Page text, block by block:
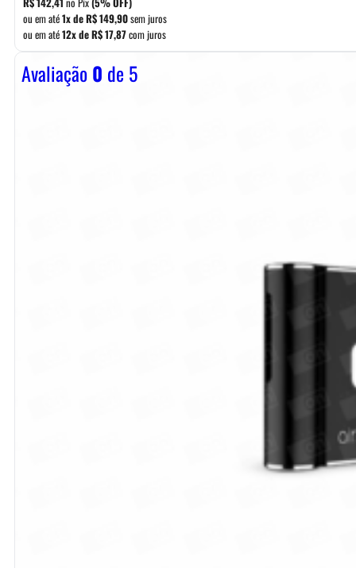
era:
R$ 169,90.
é:
R$ 149,90.
ou em até1x deR$149,90sem juros
ou em até12x deR$17,87com juros
Avaliação0 de 5